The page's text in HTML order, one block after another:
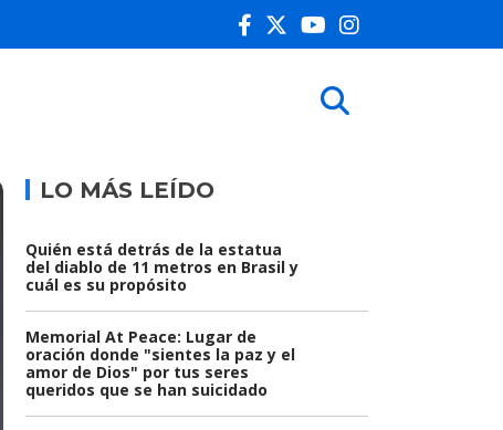
LO MÁS LEÍDO
Quién está detrás de la estatua
del diablo de 11 metros en Brasil y
cuál es su propósito
Memorial At Peace: Lugar de
oración donde "sientes la paz y el
amor de Dios" por tus seres
queridos que se han suicidado